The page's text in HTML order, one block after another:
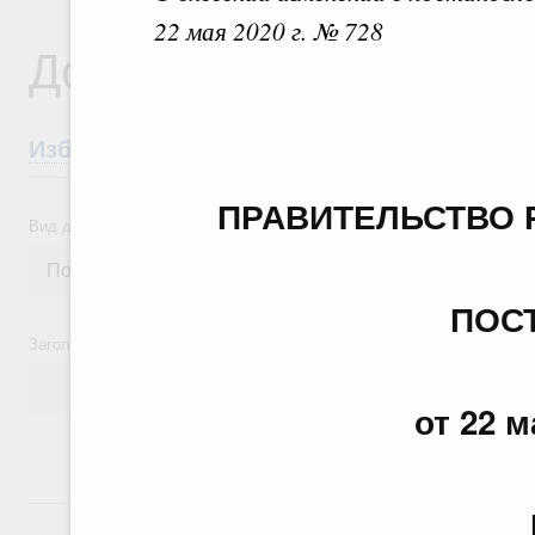
22 мая 2020 г. № 728
от 22
Документы
Избранные документы со справками к
Вид документа
Заголовок или текст документа